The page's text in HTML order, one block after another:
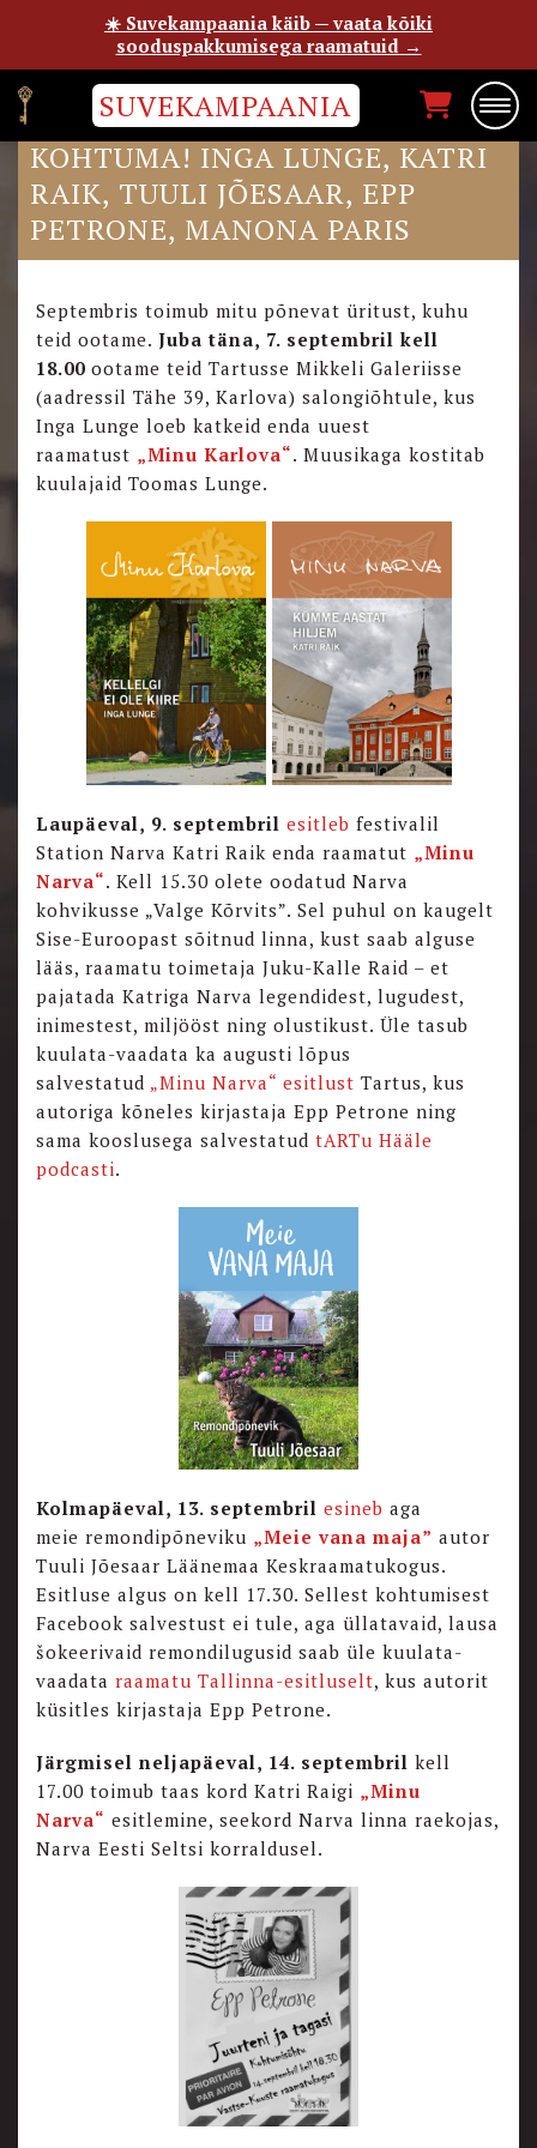
SUVEKAMPAANIA
SEPTEMBRIS AUTORITEGA
KOHTUMA! INGA LUNGE, KATRI
RAIK, TUULI JÕESAAR, EPP
PETRONE, MANONA PARIS
Septembris toimub mitu põnevat üritust, kuhu
teid ootame. Juba täna, 7. septembril kell
18.00 ootame teid Tartusse Mikkeli Galeriisse
(aadressil Tähe 39, Karlova) salongiõhtule, kus
Inga Lunge loeb katkeid enda uuest
raamatust „Minu Karlova“. Muusikaga kostitab
kuulajaid Toomas Lunge.
Laupäeval, 9. septembril esitleb festivalil
Station Narva Katri Raik enda raamatut „Minu
Narva“. Kell 15.30 olete oodatud Narva
kohvikusse „Valge Kõrvits”. Sel puhul on kaugelt
Sise-Euroopast sõitnud linna, kust saab alguse
lääs, raamatu toimetaja Juku-Kalle Raid – et
pajatada Katriga Narva legendidest, lugudest,
inimestest, miljööst ning olustikust. Üle tasub
kuulata-vaadata ka augusti lõpus
salvestatud „Minu Narva“ esitlust Tartus, kus
autoriga kõneles kirjastaja Epp Petrone ning
sama kooslusega salvestatud tARTu Hääle
podcasti.
Kolmapäeval, 13. septembril esineb aga
meie remondipõneviku „Meie vana maja” autor
Tuuli Jõesaar Läänemaa Keskraamatukogus.
Esitluse algus on kell 17.30. Sellest kohtumisest
Facebook salvestust ei tule, aga üllatavaid, lausa
šokeerivaid remondilugusid saab üle kuulata-
vaadata raamatu Tallinna-esitluselt, kus autorit
küsitles kirjastaja Epp Petrone.
Järgmisel neljapäeval, 14. septembril kell
17.00 toimub taas kord Katri Raigi „Minu
Narva“ esitlemine, seekord Narva linna raekojas,
Narva Eesti Seltsi korraldusel.
☀️ Suvekampaania käib — vaata kõiki
sooduspakkumisega raamatuid →